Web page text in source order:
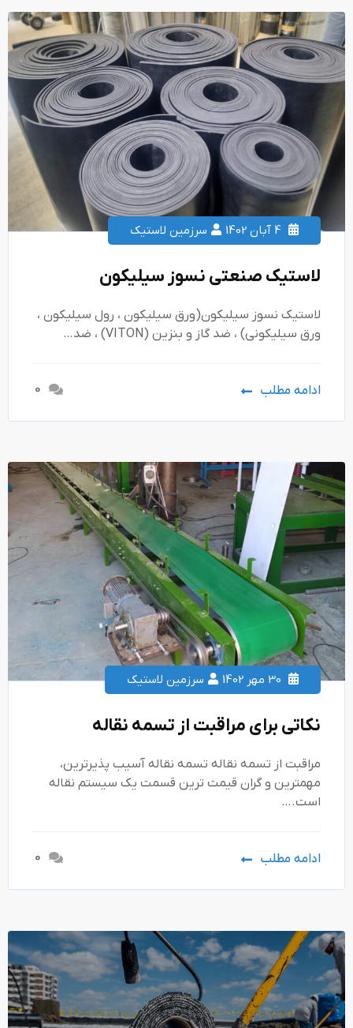
سرزمین لاستیک
لاستیک صنعتی نسوز سیلیکون
لاستیک نسوز سیلیکون(ورق سیلیکون ، رول سیلیکون ،
ورق سیلیکونی) ، ضد گاز و بنزین (VITON) ، ضد…
ادامه مطلب 0
سرزمین لاستیک
نکاتی برای مراقبت از تسمه نقاله
مراقبت از تسمه نقاله تسمه نقاله آسیب پذیرترین،
مهمترین و گران قیمت ترین قسمت یک سیستم نقاله
است.…
ادامه مطلب 0